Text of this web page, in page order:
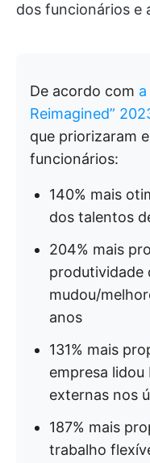
dos funcionários e
De acordo com
Reimagined”
que priorizaram
funcionários:
140% mais
dos talentos
204% mais
produtividade
mudou/
anos
131% mais
empresa lidou
externas nos
187% mais
trabalho